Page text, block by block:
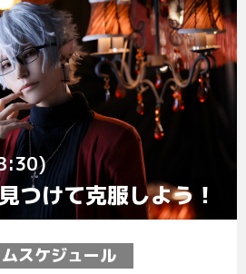
つけて克服しよう！
スケジュール